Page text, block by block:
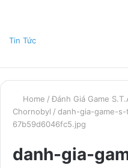
Tin Tức
Home / Đánh Giá Game
Chornobyl / danh-gia-game-
67b59d6046fc5.jpg
danh-gia-